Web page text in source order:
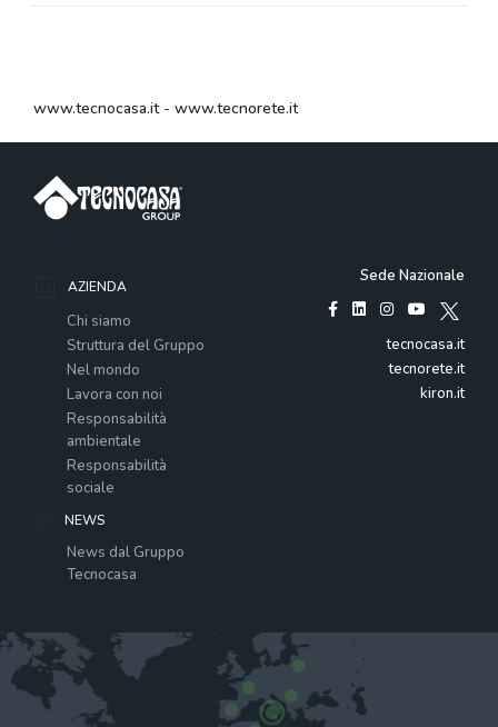
www.tecnocasa.it- www.tecnorete.it
AZIENDA
Chi siamo
Struttura del Gruppo
Nel mondo
Lavora con noi
Responsabilità
ambientale
Responsabilità
sociale
NEWS
News dal Gruppo
Tecnocasa
Sede Nazionale
tecnocasa.it
tecnorete.it
kiron.it